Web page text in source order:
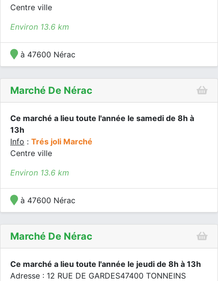
Centre ville
Environ 13.6 km
à 47600 Nérac
Marché De Nérac
Ce marché a lieu toute l'année le samedi de 8h à
13h
Info : Trés joli Marché
Centre ville
Environ 13.6 km
à 47600 Nérac
Marché De Nérac
Ce marché a lieu toute l'année le jeudi de 8h à 13h
Adresse : 12 RUE DE GARDES47400 TONNEINS